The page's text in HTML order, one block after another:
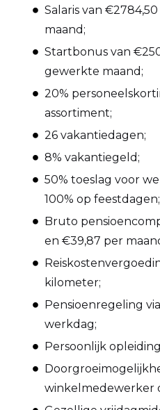
Salaris van
maand;
Startbonus van
gewerkte maand;
20%
assortiment;
26 vakantiedagen;
8% vakantiegeld;
50% toeslag voor
100% op feestdagen;
Bruto
en €39,87 per
kilometer;
Pensioenregeling
werkdag;
Persoonlijk
winkelmedewerker